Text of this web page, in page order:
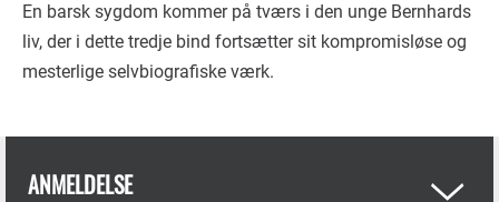
En barsk sygdom kommer på tværs i den unge Bernhards
liv, der i dette tredje bind fortsætter sit kompromisløse og
mesterlige selvbiografiske værk.
ANMELDELSE